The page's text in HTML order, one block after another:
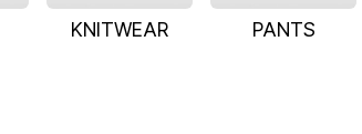
KNITWEAR PANTS